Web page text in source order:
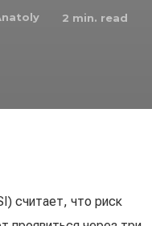
2 min. read
считает, что риск